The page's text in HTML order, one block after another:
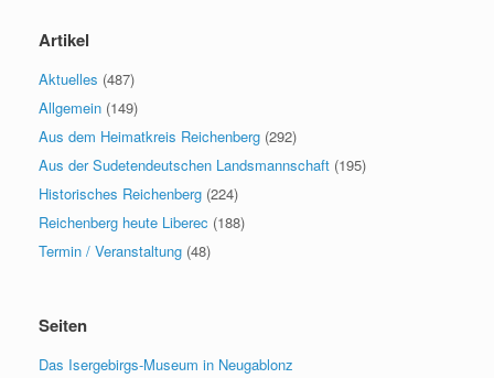
Artikel
Aktuelles (487)
Allgemein (149)
Aus dem Heimatkreis Reichenberg (292)
Aus der Sudetendeutschen Landsmannschaft (195)
Historisches Reichenberg (224)
Reichenberg heute Liberec (188)
Termin / Veranstaltung (48)
Seiten
Das Isergebirgs-Museum in Neugablonz